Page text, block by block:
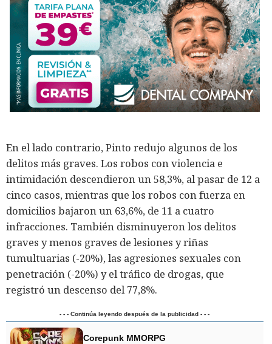
En el lado contrario, Pinto redujo algunos de los
delitos más graves. Los robos con violencia e
intimidación descendieron un 58,3%, al pasar de 12 a
cinco casos, mientras que los robos con fuerza en
domicilios bajaron un 63,6%, de 11 a cuatro
infracciones. También disminuyeron los delitos
graves y menos graves de lesiones y riñas
tumultuarias (-20%), las agresiones sexuales con
penetración (-20%) y el tráfico de drogas, que
registró un descenso del 77,8%.
- - - Continúa leyendo después de la publicidad - - -
Corepunk MMORPG